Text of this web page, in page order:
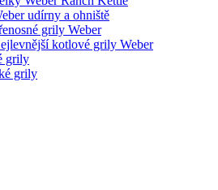
udírny a ohniště
grily Weber
kotlové grily Weber
grily
grily